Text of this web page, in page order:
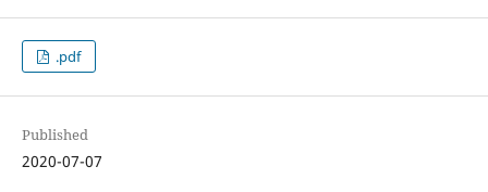
.pdf
Published
2020-07-07